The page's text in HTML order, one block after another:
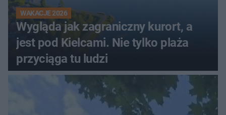
WAKACJE 2026
Wygląda jak zagraniczny kurort, a
jest pod Kielcami. Nie tylko plaża
przyciąga tu ludzi